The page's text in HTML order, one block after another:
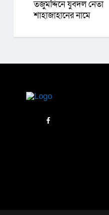
তজুমদ্দিনে যুবদল নেতা
শাহাজাহানের নামে
প্রতিবাদে সংবাদ সম্মেলন